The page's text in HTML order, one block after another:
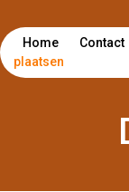
Home Contact
plaatsen